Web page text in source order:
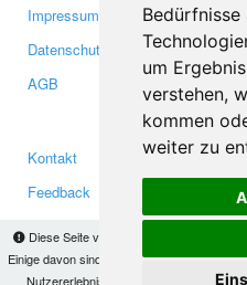
Bedürfnisse
um
verstehen,
kommen
weiter zu
Diese Seite verwendet Cookies, um
Einige davon sind notwendig, damit unsere
Nutzererlebnis zu verbessern. Mit der
Impressum
Datenschutzerklärung
AGB
Kontakt
Feedback